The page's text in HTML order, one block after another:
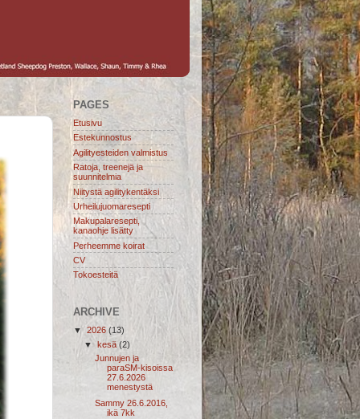
PAGES
Etusivu
Estekunnostus
Agilityesteiden valmistus
Ratoja, treenejä ja
suunnitelmia
Niitystä agilitykentäksi
Urheilujuomaresepti
Makupalaresepti,
kanaohje lisätty
Perheemme koirat
CV
Tokoesteitä
ARCHIVE
▼ 2026 (13)
▼ kesä(2)
Junnujen ja
paraSM-kisoissa
27.6.2026
menestystä
Sammy 26.6.2016,
ikä 7kk